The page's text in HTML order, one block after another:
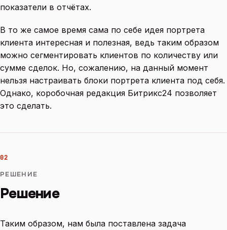
показатели в отчётах.
В то же самое время сама по себе идея портрета
клиента интересная и полезная, ведь таким образом
можно сегментировать клиентов по количеству или
сумме сделок. Но, сожалению, на данный момент
нельзя настраивать блоки портрета клиента под себя.
Однако, коробочная редакция Битрикс24 позволяет
это сделать.
02
РЕШЕНИЕ
Решение
Таким образом, нам была поставлена задача